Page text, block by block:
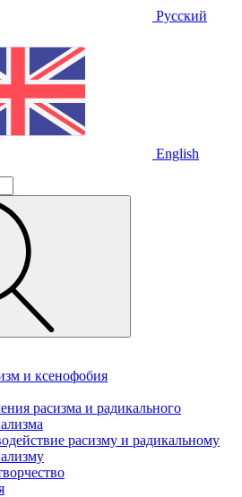
Русский
English
и ксенофобия
расизма и радикального
расизму и радикальному